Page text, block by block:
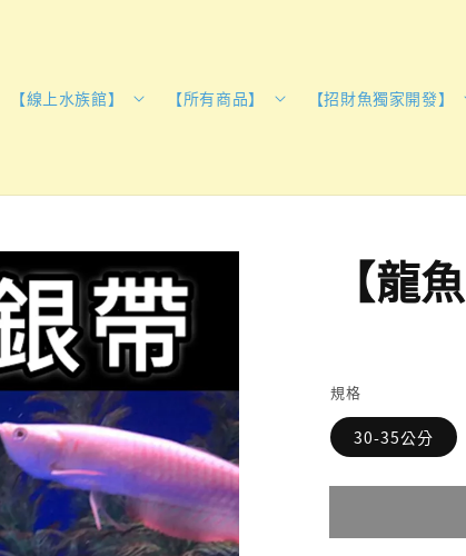
【線上水族館】 【所有商品】 【招財魚獨家開發】
【龍
規格
30-35公分